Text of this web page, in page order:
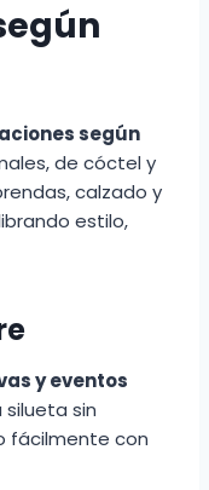
según
de cóctel y
calzado y
estilo,
y eventos
sin
fácilmente con